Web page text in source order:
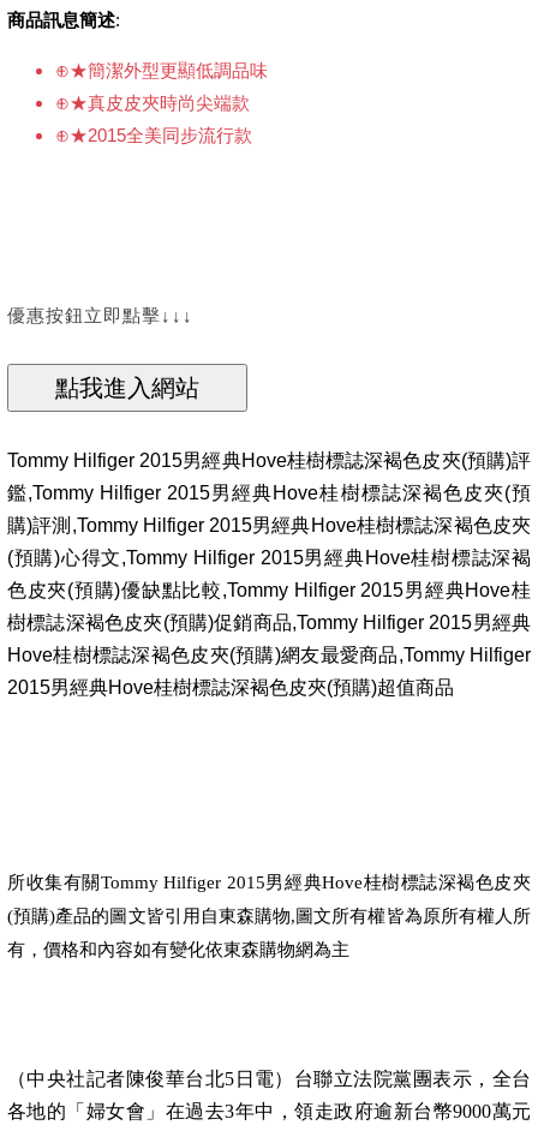
商品訊息簡述:
⊕★簡潔外型更顯低調品味
⊕★真皮皮夾時尚尖端款
⊕★2015全美同步流行款
優惠按鈕立即點擊↓↓↓
Tommy Hilfiger 2015男經典Hove桂樹標誌深褐色皮夾(預購)評
鑑,Tommy Hilfiger 2015男經典Hove桂樹標誌深褐色皮夾(預
購)評測,Tommy Hilfiger 2015男經典Hove桂樹標誌深褐色皮夾
(預購)心得文,Tommy Hilfiger 2015男經典Hove桂樹標誌深褐
色皮夾(預購)優缺點比較,Tommy Hilfiger 2015男經典Hove桂
樹標誌深褐色皮夾(預購)促銷商品,Tommy Hilfiger 2015男經典
Hove桂樹標誌深褐色皮夾(預購)網友最愛商品,Tommy Hilfiger
2015男經典Hove桂樹標誌深褐色皮夾(預購)超值商品
所收集有關Tommy Hilfiger 2015男經典Hove桂樹標誌深褐色皮夾
(預購)產品的圖文皆引用自東森購物,圖文所有權皆為原所有權人所
有，價格和內容如有變化依東森購物網為主
（中央社記者陳俊華台北5日電）台聯立法院黨團表示，全台
各地的「婦女會」在過去3年中，領走政府逾新台幣9000萬元